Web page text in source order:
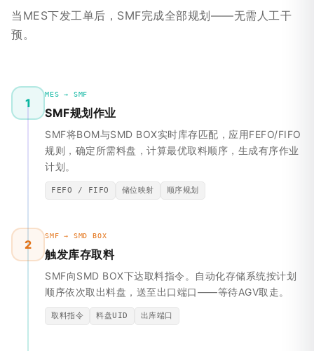
当MES下发工单后，SMF完成全部规划——无需人工干
预。
1
MES → SMF
SMF规划作业
SMF将BOM与SMD BOX实时库存匹配，应用FEFO/FIFO
规则，确定所需料盘，计算最优取料顺序，生成有序作业
计划。
FEFO / FIFO 储位映射 顺序规划
2
SMF → SMD BOX
触发库存取料
SMF向SMD BOX下达取料指令。自动化存储系统按计划
顺序依次取出料盘，送至出口端口——等待AGV取走。
取料指令 料盘UID 出库端口